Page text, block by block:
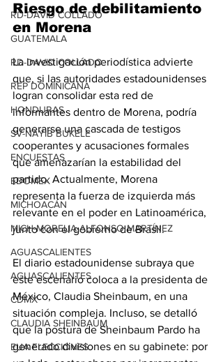
RD-DAVID COLLADO
GUATEMALA
RD-DAVID COLLADO
REP DOMINICANA
HONDURAS
SV-NAYIB BUKELE
ENCUESTAS
EDOMEX
MICHOACÁN
MICH-MORELIA-ALFONSO MARTÍNEZ
AGUASCALIENTES
AGUASCALIENTES
CDMX
CLAUDIA SHEINBAUM
EUA ELECCIONES
Riesgo de debilitamiento
en Morena
La investigación periodística advierte
que, si las autoridades estadounidenses
logran consolidar esta red de
informantes dentro de Morena, podría
generarse una cascada de testigos
cooperantes y acusaciones formales
que amenazarían la estabilidad del
partido. Actualmente, Morena
representa la fuerza de izquierda más
relevante en el poder en Latinoamérica,
junto con el gobierno de Brasil.
El diario estadounidense subraya que
este escenario coloca a la presidenta de
México, Claudia Sheinbaum, en una
situación compleja. Incluso, se detalló
que la postura de Sheinbaum Pardo ha
generado divisiones en su gabinete: por